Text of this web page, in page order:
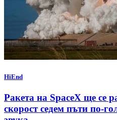
HiEnd
Ракета на SpaceX ще се
скорост седем пъти по-